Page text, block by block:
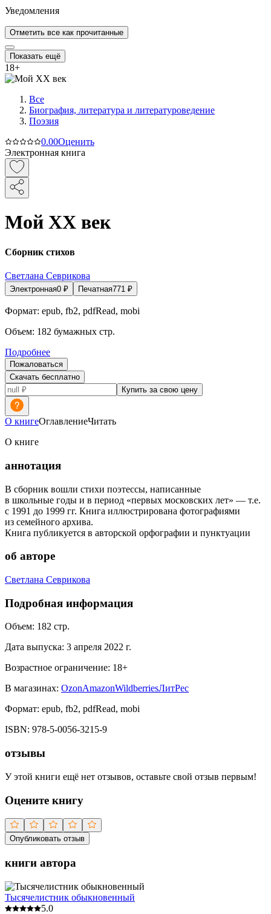
Уведомления
Отметить все как прочитанные
Показать ещё
18+
Все
Биография, литература и литературоведение
Поэзия
0.00Оценить
Электронная книга
Мой ХХ век
Сборник стихов
Светлана Севрикова
Электронная0 ₽ Печатная771 ₽
Формат: epub, fb2, pdfRead, mobi
Объем: 182 бумажных стр.
Подробнее
Пожаловаться
Скачать бесплатно
Купить за свою цену
О книгеОглавлениеЧитать
О книге
аннотация
В сборник вошли стихи поэтессы, написанные
в школьные годы и в период «первых московских лет» — т.е.
с 1991 до 1999 гг. Книга иллюстрирована фотографиями
из семейного архива.
Книга публикуется в авторской орфографии и пунктуации
об авторе
Светлана Севрикова
Подробная информация
Объем: 182 стр.
Дата выпуска: 3 апреля 2022 г.
Возрастное ограничение: 18+
В магазинах: OzonAmazonWildberriesЛитРес
Формат: epub, fb2, pdfRead, mobi
ISBN: 978-5-0056-3215-9
отзывы
У этой книги ещё нет отзывов, оставьте свой отзыв первым!
Оцените книгу
Опубликовать отзыв
книги автора
Тысячелистник обыкновенный
5.0